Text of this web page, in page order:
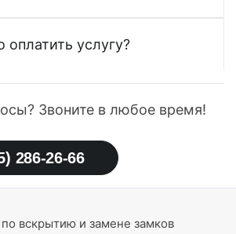
услугу?
Звоните в любое время!
286-26-66
вскрытию и замене замков